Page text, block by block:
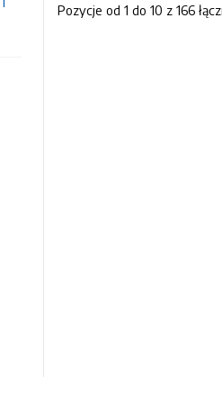
Pozycje od 1 do 10 z 166